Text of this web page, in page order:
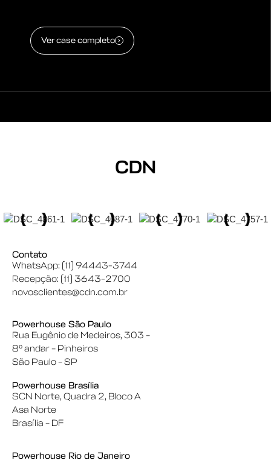
Ver case completo
CDN
Contato
WhatsApp: (11) 94443-3744
Recepção: (11) 3643-2700
novosclientes@cdn.com.br
Powerhouse São Paulo
Rua Eugênio de Medeiros, 303 –
8º andar – Pinheiros
São Paulo – SP
Powerhouse Brasília
SCN Norte, Quadra 2, Bloco A
Asa Norte
Brasília – DF
Powerhouse Rio de Janeiro